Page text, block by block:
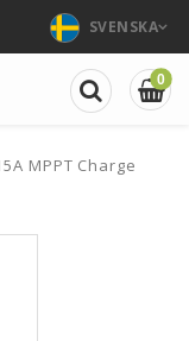
SVENSKA
0
MPPT Charge